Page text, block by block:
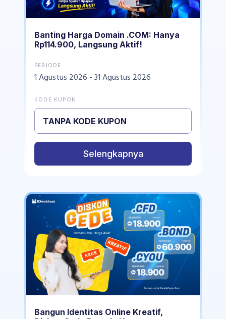
Banting Harga Domain .COM: Hanya
Rp114.900, Langsung Aktif!
PERIODE
1 Agustus 2026 - 31 Agustus 2026
KODE KUPON
TANPA KODE KUPON
Selengkapnya
Bangun Identitas Online Kreatif,